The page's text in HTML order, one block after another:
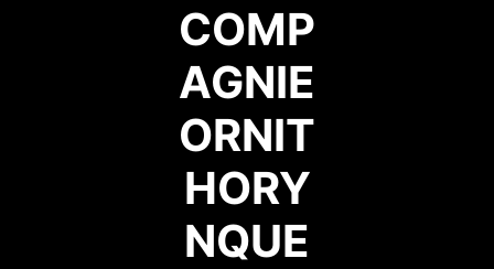
COMP
AGNIE
ORNIT
HORY
NQUE